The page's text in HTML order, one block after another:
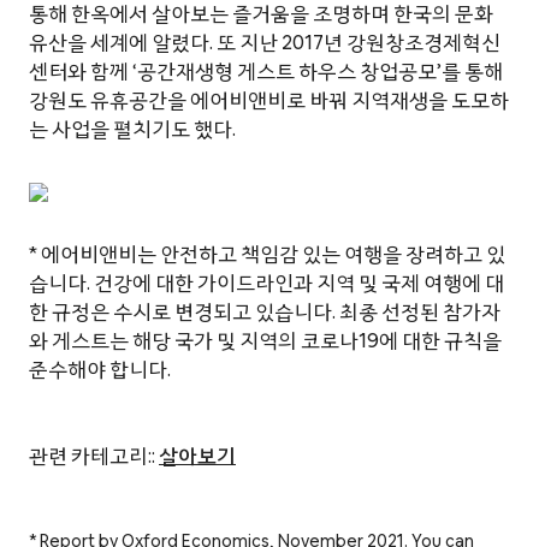
통해 한옥에서 살아보는 즐거움을 조명하며 한국의 문화
유산을 세계에 알렸다. 또 지난 2017년 강원창조경제혁신
센터와 함께 ‘공간재생형 게스트 하우스 창업공모’를 통해
강원도 유휴공간을 에어비앤비로 바꿔 지역재생을 도모하
는 사업을 펼치기도 했다.
* 에어비앤비는 안전하고 책임감 있는 여행을 장려하고 있
습니다. 건강에 대한 가이드라인과 지역 및 국제 여행에 대
한 규정은 수시로 변경되고 있습니다. 최종 선정된 참가자
와 게스트는 해당 국가 및 지역의 코로나19에 대한 규칙을
준수해야 합니다.
관련 카테고리:: 살아보기
* Report by Oxford Economics, November 2021. You can